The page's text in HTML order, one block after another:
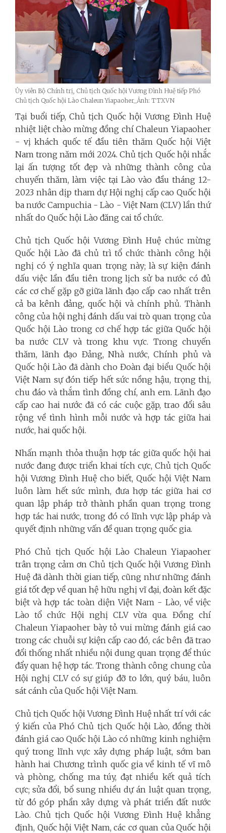
Ủy viên Bộ Chính trị, Chủ tịch Quốc hội Vương Đình Huệ tiếp Phó
Chủ tịch Quốc hội Lào Chaleun Yiapaoher_Ảnh: TTXVN
Tại buổi tiếp, Chủ tịch Quốc hội Vương Đình Huệ
nhiệt liệt chào mừng đồng chí Chaleun Yiapaoher
- vị khách quốc tế đầu tiên thăm Quốc hội Việt
Nam trong năm mới 2024. Chủ tịch Quốc hội nhắc
lại ấn tượng tốt đẹp và những thành công của
chuyến thăm, làm việc tại Lào vào đầu tháng 12-
2023 nhân dịp tham dự Hội nghị cấp cao Quốc hội
ba nước Campuchia - Lào - Việt Nam (CLV) lần thứ
nhất do Quốc hội Lào đăng cai tổ chức.
Chủ tịch Quốc hội Vương Đình Huệ chúc mừng
Quốc hội Lào đã chủ trì tổ chức thành công hội
nghị có ý nghĩa quan trọng này; là sự kiện đánh
dấu việc lần đầu tiên trong lịch sử ba nước có đủ
các cơ chế gặp gỡ giữa lãnh đạo cấp cao nhất trên
cả ba kênh đảng, quốc hội và chính phủ. Thành
công của hội nghị đánh dấu vai trò quan trọng của
Quốc hội Lào trong cơ chế hợp tác giữa Quốc hội
ba nước CLV và trong khu vực. Trong chuyến
thăm, lãnh đạo Đảng, Nhà nước, Chính phủ và
Quốc hội Lào đã dành cho Đoàn đại biểu Quốc hội
Việt Nam sự đón tiếp hết sức nồng hậu, trọng thị,
chu đáo và thắm tình đồng chí, anh em. Lãnh đạo
cấp cao hai nước đã có các cuộc gặp, trao đổi sâu
rộng về tình hình mỗi nước và hợp tác giữa hai
nước, hai quốc hội.
Nhấn mạnh thỏa thuận hợp tác giữa quốc hội hai
nước đang được triển khai tích cực, Chủ tịch Quốc
hội Vương Đình Huệ cho biết, Quốc hội Việt Nam
luôn làm hết sức mình, đưa hợp tác giữa hai cơ
quan lập pháp trở thành phần quan trọng trong
hợp tác hai nước, trong đó có lĩnh vực lập pháp và
quyết định những vấn đề quan trọng quốc gia.
Phó Chủ tịch Quốc hội Lào Chaleun Yiapaoher
trân trọng cảm ơn Chủ tịch Quốc hội Vương Đình
Huệ đã dành thời gian tiếp, cũng như những đánh
giá tốt đẹp về quan hệ hữu nghị vĩ đại, đoàn kết đặc
biệt và hợp tác toàn diện Việt Nam - Lào, về việc
Lào tổ chức Hội nghị CLV vừa qua. Đồng chí
Chaleun Yiapaoher bày tỏ vui mừng đánh giá cao
trong các chuỗi sự kiện cấp cao đó, các bên đã trao
đổi thống nhất nhiều nội dung quan trọng để thúc
đẩy quan hệ hợp tác. Trong thành công chung của
Hội nghị CLV có sự giúp đỡ to lớn, quý báu, luôn
sát cánh của Quốc hội Việt Nam.
Chủ tịch Quốc hội Vương Đình Huệ nhất trí với các
ý kiến của Phó Chủ tịch Quốc hội Lào, đồng thời
đánh giá cao Quốc hội Lào có những kinh nghiệm
quý trong lĩnh vực xây dựng pháp luật, sớm ban
hành hai Chương trình quốc gia về kinh tế vĩ mô
và phòng, chống ma túy, đạt nhiều kết quả tích
cực; sửa đổi, bổ sung nhiều dự án luật quan trọng,
từ đó góp phần xây dựng và phát triển đất nước
Lào. Chủ tịch Quốc hội Vương Đình Huệ khẳng
định, Quốc hội Việt Nam, các cơ quan của Quốc hội